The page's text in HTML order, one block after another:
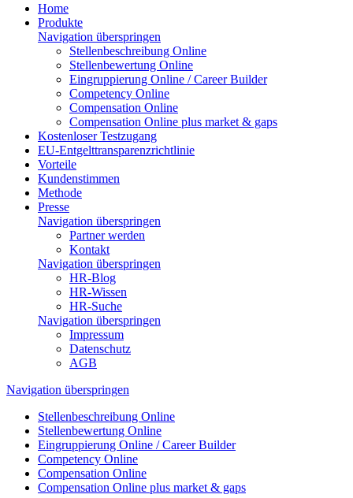
Home
Produkte
Navigation überspringen
Stellen­beschreibung Online
Stellen­bewertung Online
Ein­grup­pierung Online / Career Builder
Compe­tency Online
Compen­sation Online
Compensation Online plus market & gaps
Kostenloser Testzugang
EU-Entgelttransparenzrichtlinie
Vorteile
Kundenstimmen
Methode
Presse
Navigation überspringen
Partner werden
Kontakt
Navigation überspringen
HR-Blog
HR-Wissen
HR-Suche
Navigation überspringen
Impressum
Datenschutz
AGB
Navigation überspringen
Stellen­beschreibung Online
Stellen­bewertung Online
Ein­grup­pierung Online / Career Builder
Compe­tency Online
Compen­sation Online
Compensation Online plus market & gaps